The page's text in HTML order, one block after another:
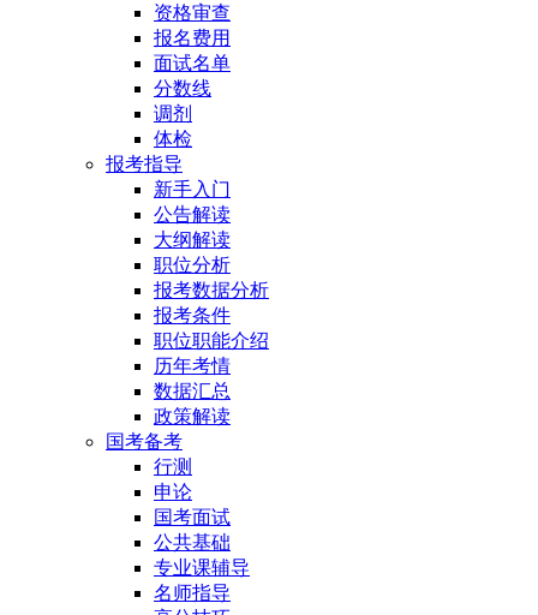
资格审查
报名费用
面试名单
分数线
调剂
体检
报考指导
新手入门
公告解读
大纲解读
职位分析
报考数据分析
报考条件
职位职能介绍
历年考情
数据汇总
政策解读
国考备考
行测
申论
国考面试
公共基础
专业课辅导
名师指导